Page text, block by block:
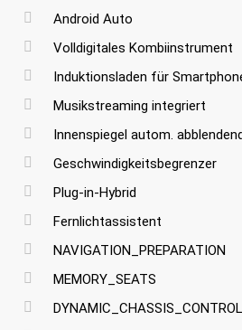
Android Auto
Volldigitales Kombiinstrument
Induktionsladen für
Musikstreaming integriert
Innenspiegel autom.
Geschwindigkeitsbegrenzer
Plug-in-Hybrid
Fernlichtassistent
NAVIGATION_PREPARATION
MEMORY_SEATS
DYNAMIC_CHASSIS_CONTROL